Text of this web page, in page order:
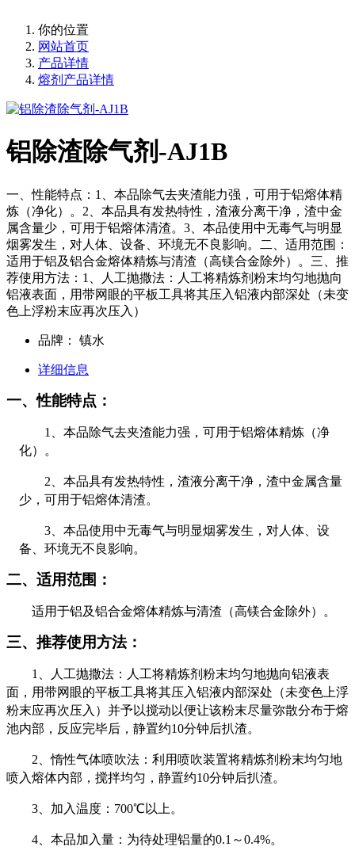
你的位置
网站首页
产品详情
熔剂产品详情
铝除渣除气剂-AJ1B
一、性能特点：1、本品除气去夹渣能力强，可用于铝熔体精
炼（净化）。2、本品具有发热特性，渣液分离干净，渣中金
属含量少，可用于铝熔体清渣。3、本品使用中无毒气与明显
烟雾发生，对人体、设备、环境无不良影响。二、适用范围：
适用于铝及铝合金熔体精炼与清渣（高镁合金除外）。三、推
荐使用方法：1、人工抛撒法：人工将精炼剂粉末均匀地抛向
铝液表面，用带网眼的平板工具将其压入铝液内部深处（未变
色上浮粉末应再次压入）
品牌： 镇水
详细信息
一、性能特点：
1
、本品除气去夹渣能力强，可用于铝熔体精炼（净
化）。
2 、本品具有发热特性，渣液分离干净，渣中金属含量
少，可用于铝熔体清渣。
3 、本品使用中无毒气与明显烟雾发生，对人体、设
备、环境无不良影响。
二、适用范围：
适用于铝及铝合金熔体精炼与清渣（高镁合金除外）。
三、推荐使用方法：
1
、人工抛撒法：人工将精炼剂粉末均匀地抛向铝液表
面，用带网眼的平板工具将其压入铝液内部深处（未变色上浮
粉末应再次压入）并予以搅动以便让该粉末尽量弥散分布于熔
池内部，反应完毕后，静置约10分钟后扒渣。
2 、惰性气体喷吹法：利用喷吹装置将精炼剂粉末均匀地
喷入熔体内部，搅拌均匀，静置约10分钟后扒渣。
3 、加入温度： 700℃以上。
4 、本品加入量：为待处理铝量的0.1 ～0.4%。